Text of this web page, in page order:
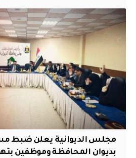
مجلس الديوانية يعلن ضبط
بديوان المحافظة وموظفين